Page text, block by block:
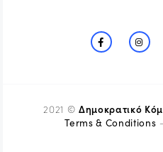
2021 ©Δημοκρατικό
Terms & Conditions -